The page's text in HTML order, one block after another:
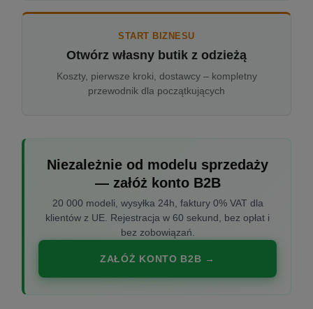
START BIZNESU
Otwórz własny butik z odzieżą
Koszty, pierwsze kroki, dostawcy – kompletny
przewodnik dla początkujących
Niezależnie od modelu sprzedaży
— załóż konto B2B
20 000 modeli, wysyłka 24h, faktury 0% VAT dla
klientów z UE. Rejestracja w 60 sekund, bez opłat i
bez zobowiązań.
ZAŁÓŻ KONTO B2B →